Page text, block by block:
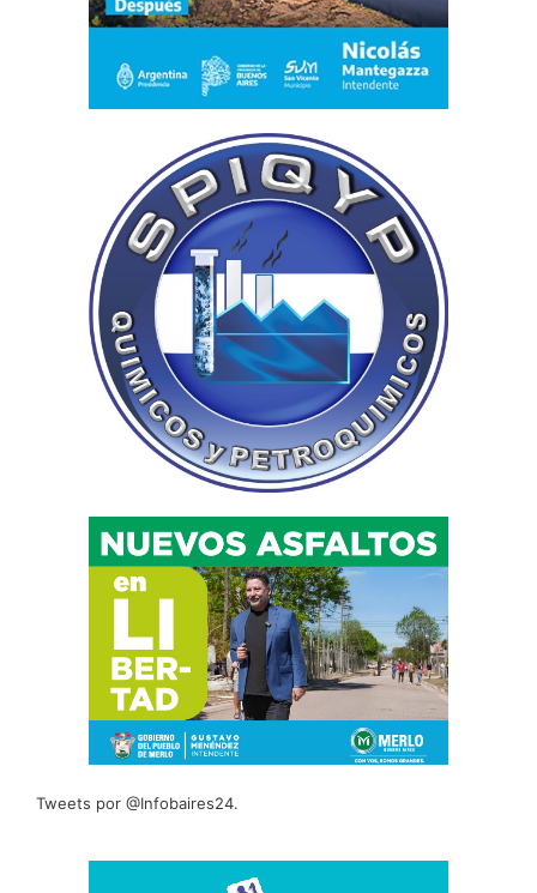
Tweets por @Infobaires24.